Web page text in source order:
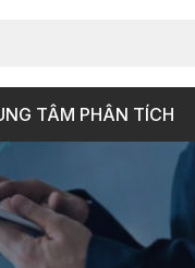
TÂM PHÂN TÍCH